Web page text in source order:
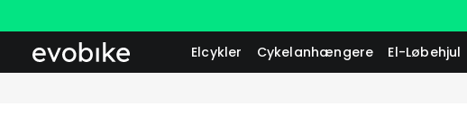
Elcykler Cykelanhængere El-Løbehjul